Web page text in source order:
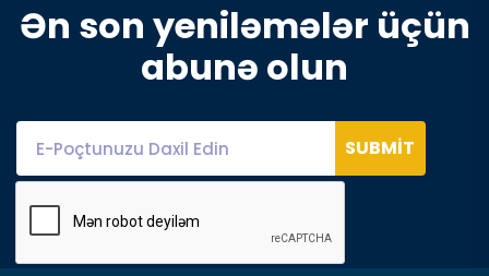
Ən son yeniləmələr üçün
abunə olun
SUBMIT